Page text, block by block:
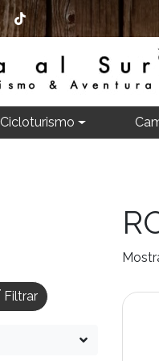
Cicloturismo
Filtrar